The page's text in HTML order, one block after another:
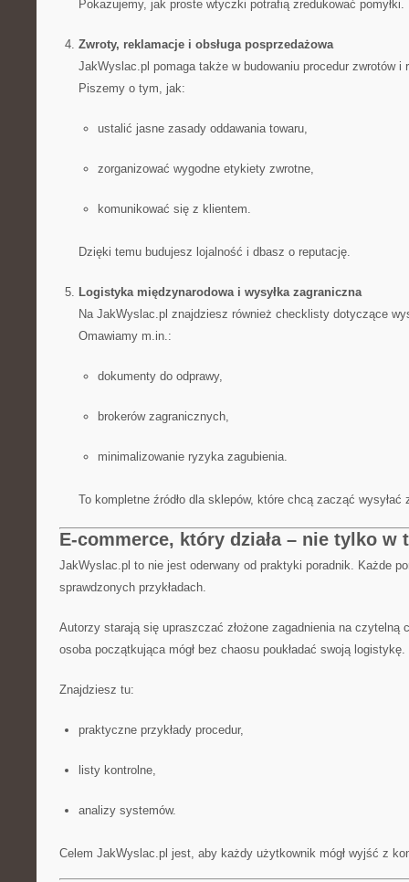
Pokazujemy, jak proste wtyczki potrafią zredukować pomyłki.
Zwroty, reklamacje i obsługa posprzedażowa
JakWyslac.pl pomaga także w budowaniu procedur zwrotów i
Piszemy o tym, jak:
ustalić jasne zasady oddawania towaru,
zorganizować wygodne etykiety zwrotne,
komunikować się z klientem.
Dzięki temu budujesz lojalność i dbasz o reputację.
Logistyka międzynarodowa i wysyłka zagraniczna
Na JakWyslac.pl znajdziesz również checklisty dotyczące
Omawiamy m.in.:
dokumenty do odprawy,
brokerów zagranicznych,
minimalizowanie ryzyka zagubienia.
To kompletne źródło dla sklepów, które chcą zacząć wysyłać
E-commerce, który działa – nie tylko w
JakWyslac.pl to nie jest oderwany od praktyki poradnik. Każde
sprawdzonych przykładach.
Autorzy starają się upraszczać złożone zagadnienia na czytelną
osoba początkująca mógł bez chaosu poukładać swoją logistykę.
Znajdziesz tu:
praktyczne przykłady procedur,
listy kontrolne,
analizy systemów.
Celem JakWyslac.pl jest, aby każdy użytkownik mógł wyjść z